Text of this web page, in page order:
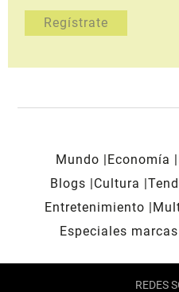
Mundo Economía
Blogs
Cultura
Entretenimiento
Especiales
REDES